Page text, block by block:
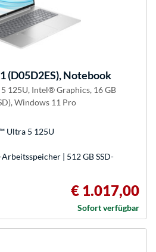
(D05D2ES), Notebook
125U, Intel® Graphics, 16 GB
Windows 11 Pro
Ultra 5 125U
| 512 GB SSD-
€ 1.017,00
Sofort verfügbar